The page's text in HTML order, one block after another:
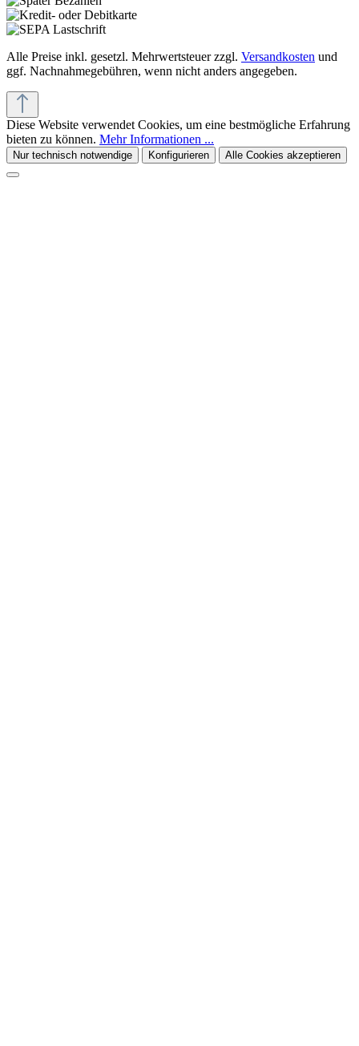
Alle Preise inkl. gesetzl. Mehrwertsteuer zzgl. Versandkosten und
ggf. Nachnahmegebühren, wenn nicht anders angegeben.
Diese Website verwendet Cookies, um eine bestmögliche Erfahrung
bieten zu können. Mehr Informationen ...
Nur technisch notwendige Konfigurieren Alle Cookies akzeptieren